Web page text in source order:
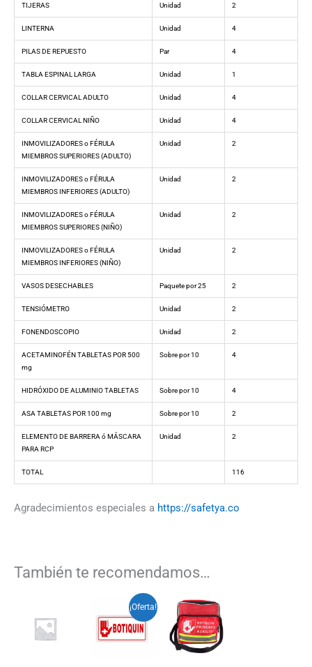
TIJERAS Unidad 2
LINTERNA Unidad 4
PILAS DE REPUESTO Par 4
TABLA ESPINAL LARGA Unidad 1
COLLAR CERVICAL ADULTO Unidad 4
COLLAR CERVICAL NIÑO Unidad 4
INMOVILIZADORES o FÉRULA
MIEMBROS SUPERIORES (ADULTO)
Unidad 2
INMOVILIZADORES o FÉRULA
MIEMBROS INFERIORES (ADULTO)
Unidad 2
INMOVILIZADORES o FÉRULA
MIEMBROS SUPERIORES (NIÑO)
Unidad 2
INMOVILIZADORES o FÉRULA
MIEMBROS INFERIORES (NIÑO)
Unidad 2
VASOS DESECHABLES Paquete por 25 2
TENSIÓMETRO Unidad 2
FONENDOSCOPIO Unidad 2
ACETAMINOFÉN TABLETAS POR 500
mg
Sobre por 10 4
HIDRÓXIDO DE ALUMINIO TABLETAS Sobre por 10 4
ASA TABLETAS POR 100 mg Sobre por 10 2
ELEMENTO DE BARRERA ó MÁSCARA
PARA RCP
Unidad 2
TOTAL 116
Agradecimientos especiales a https://safetya.co
También te recomendamos…
¡Oferta!
Rango
de
precios:
desde
producto
tiene